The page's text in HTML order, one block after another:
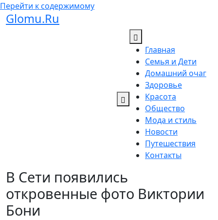
Перейти к содержимому
Glomu.Ru
Главная
Семья и Дети
Домашний очаг
Здоровье
Красота
Общество
Мода и стиль
Новости
Путешествия
Контакты
В Сети появились
откровенные фото Виктории
Бони